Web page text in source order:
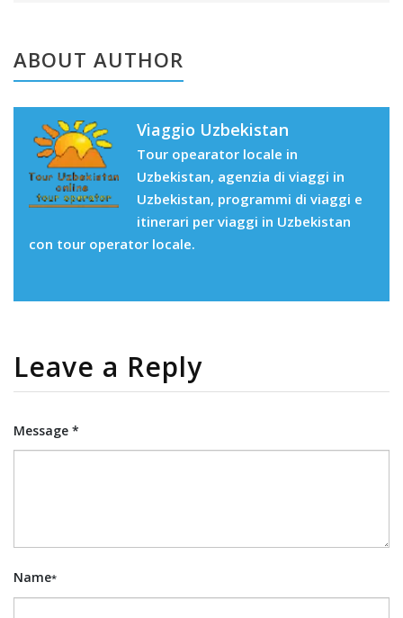
ABOUT AUTHOR
Viaggio Uzbekistan
Tour opearator locale in
Uzbekistan, agenzia di viaggi in
Uzbekistan, programmi di viaggi e
itinerari per viaggi in Uzbekistan
con tour operator locale.
Leave a Reply
Message *
Name*